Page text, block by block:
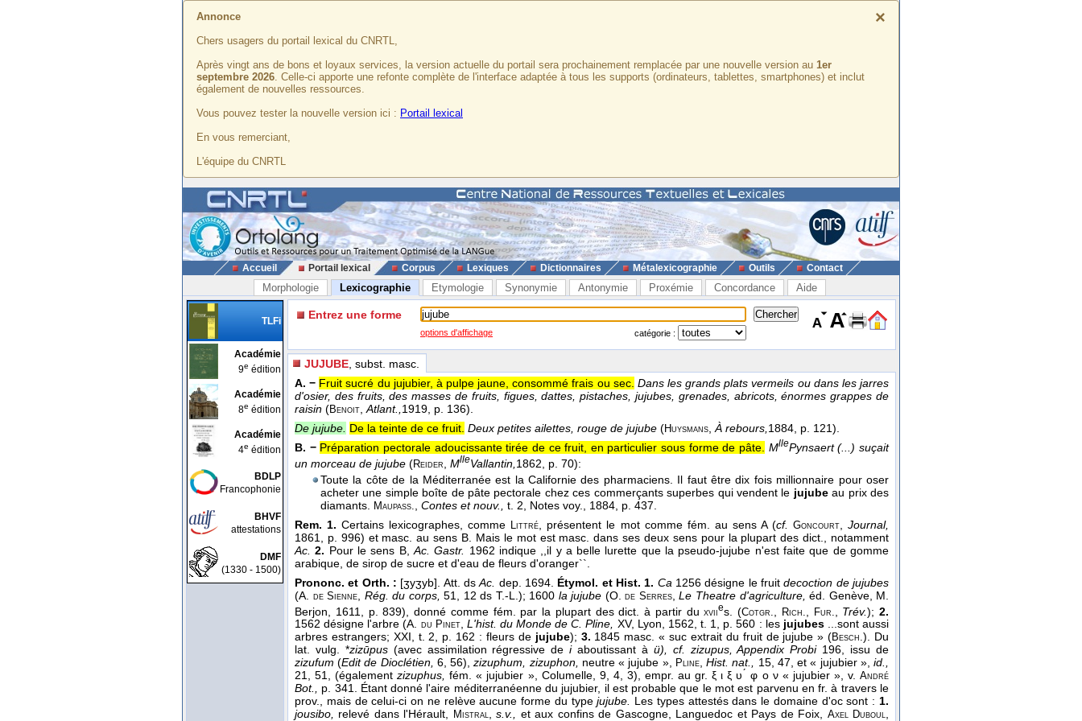
×
Annonce
Chers usagers du portail lexical du CNRTL,
Après vingt ans de bons et loyaux services, la version actuelle du portail sera prochainement remplacée par une nouvelle version au 1er
septembre 2026. Celle-ci apporte une refonte complète de l'interface adaptée à tous les supports (ordinateurs, tablettes, smartphones) et inclut
également de nouvelles ressources.
Vous pouvez tester la nouvelle version ici : Portail lexical
En vous remerciant,
L'équipe du CNRTL
Accueil Portail lexical Corpus Lexiques Dictionnaires Métalexicographie Outils Contact
Morphologie Lexicographie Etymologie Synonymie Antonymie Proxémie Concordance Aide
TLFi
Académie
9e édition
Académie
8e édition
Académie
4e édition
BDLP
Francophonie
BHVF
attestations
DMF
(1330 - 1500)
Entrez une forme
options d'affichage catégorie :
JUJUBE , subst. masc.
A. − Fruit sucré du jujubier, à pulpe jaune, consommé frais ou sec. Dans les grands plats vermeils ou dans les jarres
d'osier, des fruits, des masses de fruits, figues, dattes, pistaches, jujubes, grenades, abricots, énormes grappes de
raisin (Benoit,Atlant.,1919, p. 136).
De jujube. De la teinte de ce fruit. Deux petites ailettes, rouge de jujube (Huysmans,À rebours,1884, p. 121).
B. − Préparation pectorale adoucissante tirée de ce fruit, en particulier sous forme de pâte. MllePynsaert (...) suçait
un morceau de jujube (Reider MlleVallantin, 1862 , p. 70):
Toute la côte de la Méditerranée est la Californie des pharmaciens. Il faut être dix fois millionnaire pour oser
acheter une simple boîte de pâte pectorale chez ces commerçants superbes qui vendent le jujubeau prix des
diamants.
Maupass. Contes et nouv., t. 2, Notes voy. , 1884 , p. 437.
Rem. 1.Certains lexicographes, comme Littré , présentent le mot comme fém. au sens A (cf. Goncourt, Journal,
1861, p. 996) et masc. au sens B. Mais le mot est masc. dans ses deux sens pour la plupart des dict., notamment
Ac.2. Pour le sens B, Ac. Gastr. 1962 indique ,,il y a belle lurette que la pseudo-jujube n'est faite que de gomme
arabique, de sirop de sucre et d'eau de fleurs d'oranger``.
Prononc. et Orth. : [ʒyʒyb]. Att. dsAc. dep. 1694. Étymol. et Hist. 1. Ca 1256 désigne le fruitdecoction de jujubes
(A.
de Sienne Rég. du corps,51, 12 ds T.-L.); 1600 la jujube (O.de Serres,Le Theatre d'agriculture,éd. Genève, M.
Berjon, 1611, p. 839), donné comme fém. par la plupart des dict. à partir duxviies. (Cotgr. Rich. Fur. Trév.); 2.
1562 désigne l'arbre (A. du Pinet, L'hist. du Monde de C. Pline, XV, Lyon, 1562, t. 1, p. 560 : les jujubes ...sont aussi
arbres estrangers; XXI, t. 2, p. 162 : fleurs de jujube); 3. 1845 masc. « suc extrait du fruit de jujube » (Besch.). Du
lat. vulg. *zizūpus (avec assimilation régressive deiaboutissant à ü), cf. zizupus, Appendix Probi 196, issu de
zizufum(Edit de Dioclétien, 6, 56),zizuphum, zizuphon, neutre « jujube », Pline,Hist. nat., 15, 47, et « jujubier »,id.,
21, 51, (égalementzizuphus,fém. « jujubier », Columelle, 9, 4, 3), empr. au gr. ξ ι ξ υ ́ φ ο ν « jujubier », v.André
Bot., p. 341. Étant donné l'aire méditerranéenne du jujubier, il est probable que le mot est parvenu en fr. à travers le
prov., mais de celui-ci on ne relève aucune forme du typejujube. Les types attestés dans le domaine d'oc sont :1.
jousibo, relevé dans l'Hérault, Mistral,s.v., et aux confins de Gascogne, Languedoc et Pays de Foix, Axel Duboul,